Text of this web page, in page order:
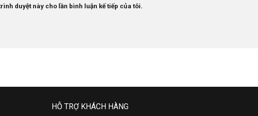
duyệt này cho lần bình luận kế tiếp của tôi.
HỖ TRỢ KHÁCH HÀNG